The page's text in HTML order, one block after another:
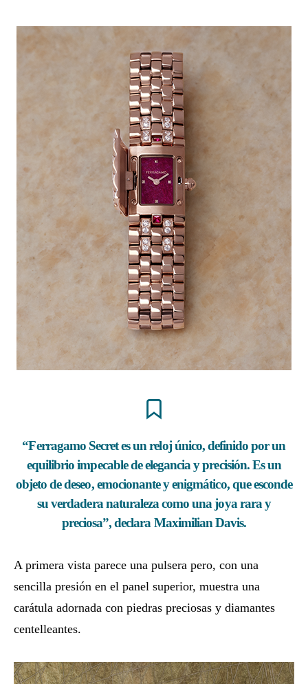
“Ferragamo Secret es un reloj único, definido por un
equilibrio impecable de elegancia y precisión. Es un
objeto de deseo, emocionante y enigmático, que esconde
su verdadera naturaleza como una joya rara y
preciosa”, declara Maximilian Davis.
A primera vista parece una pulsera pero, con una
sencilla presión en el panel superior, muestra una
carátula adornada con piedras preciosas y diamantes
centelleantes.